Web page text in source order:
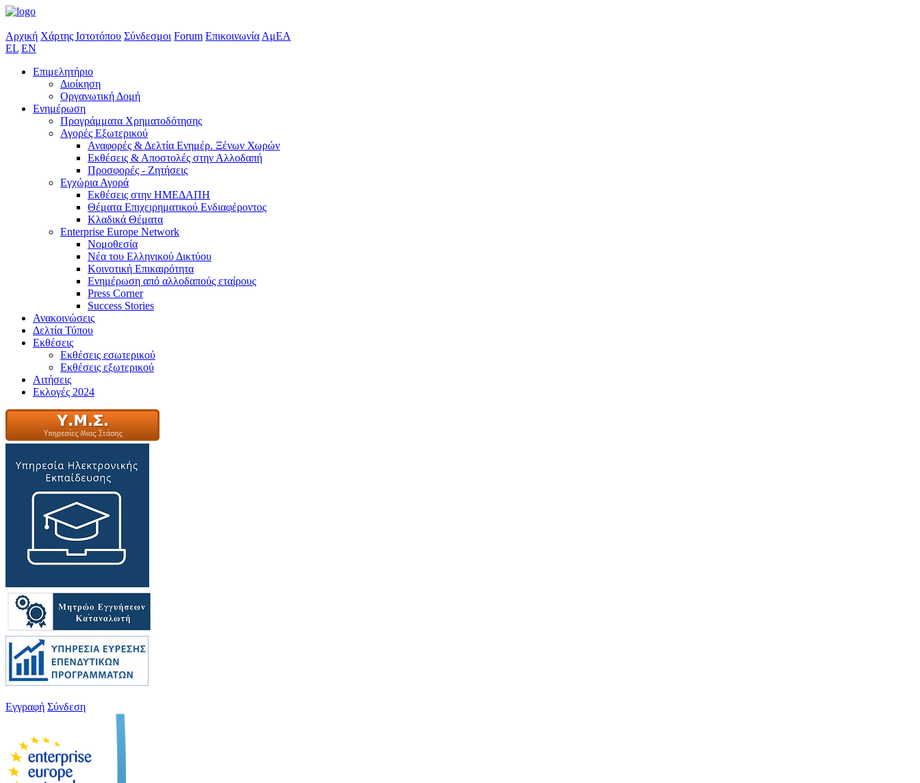
Αρχική Χάρτης Ιστοτόπου Σύνδεσμοι Forum Επικοινωνία ΑμΕΑ
EL EN
Επιμελητήριο
Διοίκηση
Οργανωτική Δομή
Ενημέρωση
Προγράμματα Χρηματοδότησης
Αγορές Εξωτερικού
Αναφορές & Δελτία Ενημέρ. Ξένων Χωρών
Εκθέσεις & Αποστολές στην Αλλοδαπή
Προσφορές - Ζητήσεις
Εγχώρια Αγορά
Εκθέσεις στην ΗΜΕΔΑΠΗ
Θέματα Επιχειρηματικού Ενδιαφέροντος
Κλαδικά Θέματα
Enterprise Europe Network
Νομοθεσία
Νέα του Ελληνικού Δικτύου
Κοινοτική Επικαιρότητα
Ενημέρωση από αλλοδαπούς εταίρους
Press Corner
Success Stories
Ανακοινώσεις
Δελτία Τύπου
Εκθέσεις
Εκθέσεις εσωτερικού
Εκθέσεις εξωτερικού
Αιτήσεις
Εκλογές 2024
Εγγραφή Σύνδεση